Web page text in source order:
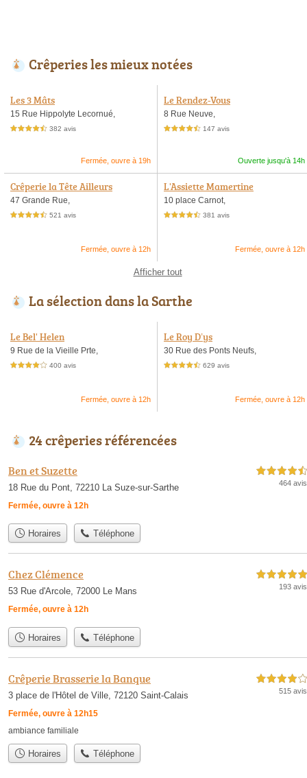
Crêperies les mieux notées
Les 3 Mâts
15 Rue Hippolyte Lecornué,
4,5 étoiles sur 5 382 avis
Fermée, ouvre à 19h
Le Rendez-Vous
8 Rue Neuve,
4,5 étoiles sur 5 147 avis
Ouverte jusqu'à 14h
Crêperie la Tête Ailleurs
47 Grande Rue,
4,5 étoiles sur 5 521 avis
Fermée, ouvre à 12h
L'Assiette Mamertine
10 place Carnot,
4,5 étoiles sur 5 381 avis
Fermée, ouvre à 12h
Afficher tout
La sélection dans la Sarthe
Le Bel' Helen
9 Rue de la Vieille Prte,
4,0 étoiles sur 5 400 avis
Fermée, ouvre à 12h
Le Roy D’ys
30 Rue des Ponts Neufs,
4,5 étoiles sur 5 629 avis
Fermée, ouvre à 12h
24 crêperies référencées
Ben et Suzette
18 Rue du Pont, 72210 La Suze-sur-Sarthe
Fermée, ouvre à 12h
4,5 étoiles sur 5
464 avis
Horaires Téléphone
Chez Clémence
53 Rue d'Arcole, 72000 Le Mans
Fermée, ouvre à 12h
5,0 étoiles sur 5
193 avis
Horaires Téléphone
Crêperie Brasserie la Banque
3 place de l'Hôtel de Ville, 72120 Saint-Calais
Fermée, ouvre à 12h15
4,0 étoiles sur 5
515 avis
ambiance familiale
Horaires Téléphone